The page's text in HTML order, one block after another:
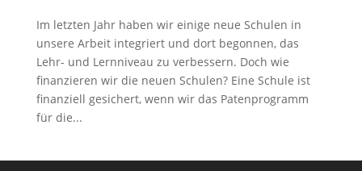
Im letzten Jahr haben wir einige neue Schulen in
unsere Arbeit integriert und dort begonnen, das
Lehr- und Lernniveau zu verbessern. Doch wie
finanzieren wir die neuen Schulen? Eine Schule ist
finanziell gesichert, wenn wir das Patenprogramm
für die...